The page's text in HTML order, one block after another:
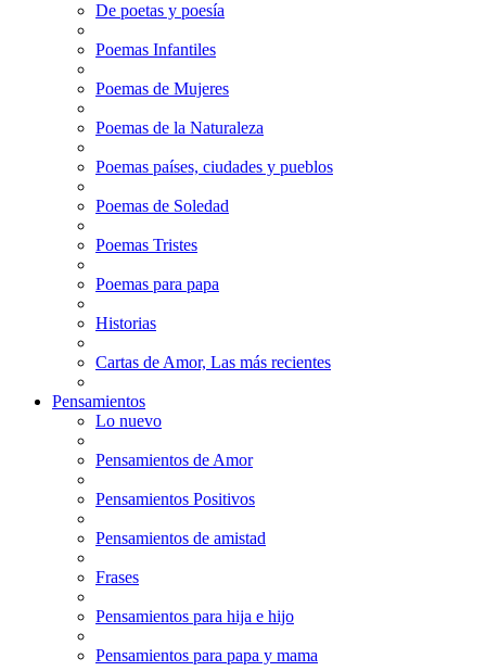
De poetas y poesía
Poemas Infantiles
Poemas de Mujeres
Poemas de la Naturaleza
Poemas países, ciudades y pueblos
Poemas de Soledad
Poemas Tristes
Poemas para papa
Historias
Cartas de Amor, Las más recientes
Pensamientos
Lo nuevo
Pensamientos de Amor
Pensamientos Positivos
Pensamientos de amistad
Frases
Pensamientos para hija e hijo
Pensamientos para papa y mama